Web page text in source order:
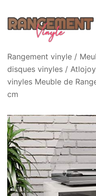
content
Rangement vinyle
Rangement vinyle /
disques vinyles /
vinyles Meuble de
cm